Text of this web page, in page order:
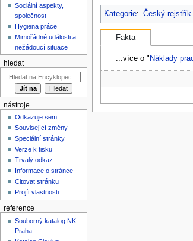
Kategorie: Český rejstřík
Fakta
...více o " Náklady
Sociální aspekty,
společnost
Hygiena práce
Mimořádné události a
nežádoucí situace
hledat
nástroje
Odkazuje sem
Související změny
Speciální stránky
Verze k tisku
Trvalý odkaz
Informace o stránce
Citovat stránku
Projít vlastnosti
reference
Souborný katalog NK
Praha